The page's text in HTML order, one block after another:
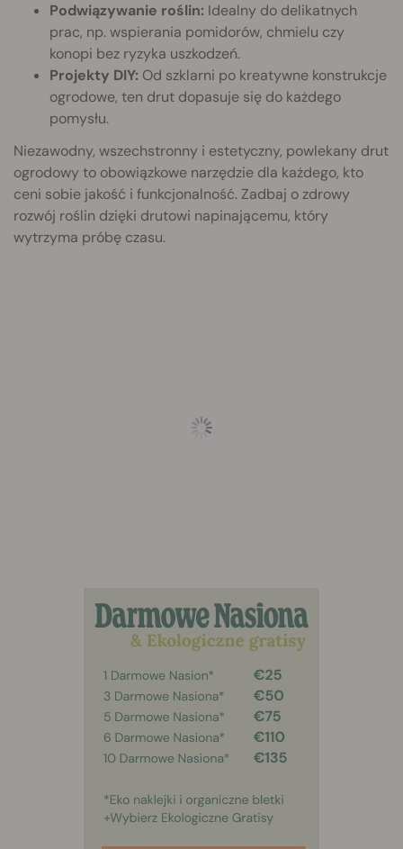
Podwiązywanie roślin: Idealny do delikatnych
prac, np. wspierania pomidorów, chmielu czy
konopi bez ryzyka uszkodzeń.
Projekty DIY: Od szklarni po kreatywne konstrukcje
ogrodowe, ten drut dopasuje się do każdego
pomysłu.
Niezawodny, wszechstronny i estetyczny, powlekany drut
ogrodowy to obowiązkowe narzędzie dla każdego, kto
ceni sobie jakość i funkcjonalność. Zadbaj o zdrowy
rozwój roślin dzięki drutowi napinającemu, który
wytrzyma próbę czasu.